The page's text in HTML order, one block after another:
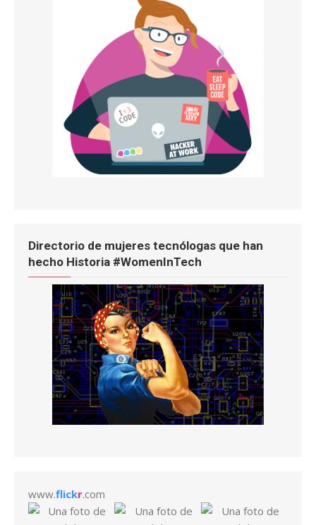
Directorio de mujeres tecnólogas que han
hecho Historia #WomenInTech
www.flickr.com